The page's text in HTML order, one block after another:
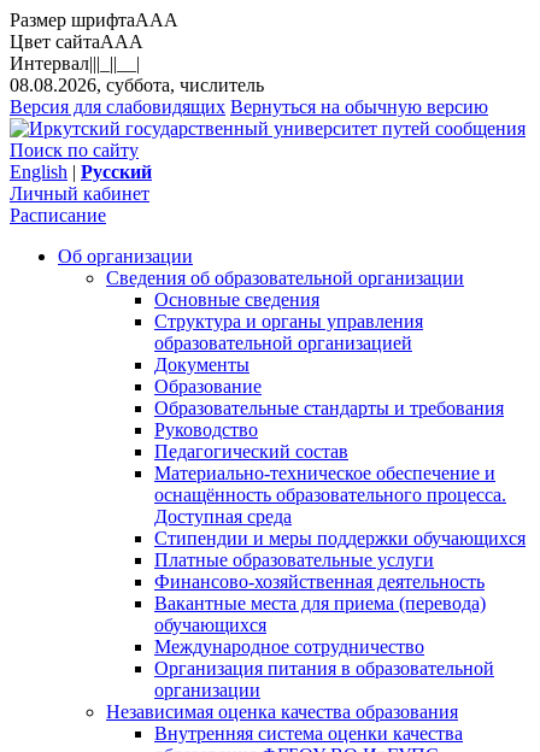
Размер шрифтаAAA
Цвет сайтаAAA
Интервал|||_||__|
08.08.2026, суббота, числитель
Версия для слабовидящих Вернуться на обычную версию
Поиск по сайту
English | Русский
Личный кабинет
Расписание
Об организации
Сведения об образовательной организации
Основные сведения
Структура и органы управления
образовательной организацией
Документы
Образование
Образовательные стандарты и требования
Руководство
Педагогический состав
Материально-техническое обеспечение и
оснащённость образовательного процесса.
Доступная среда
Стипендии и меры поддержки обучающихся
Платные образовательные услуги
Финансово-хозяйственная деятельность
Вакантные места для приема (перевода)
обучающихся
Международное сотрудничество
Организация питания в образовательной
организации
Независимая оценка качества образования
Внутренняя система оценки качества